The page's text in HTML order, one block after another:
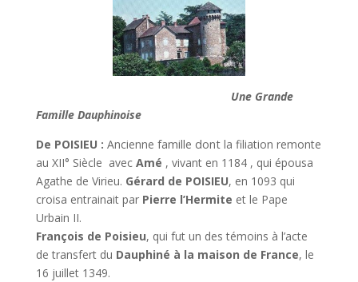
Une Grande
Famille Dauphinoise
De POISIEU : Ancienne famille dontla filiation remonte
au XII° Siècle avec Amé , vivant en 1184 , qui épousa
Agathe de Virieu. Gérard de POISIEU, en 1093 qui
croisa entrainait par Pierre l’Hermite et le Pape
Urbain II.
François de Poisieu, qui fut un des témoins à l’acte
de transfert du Dauphiné à la maison de France, le
16 juillet 1349.